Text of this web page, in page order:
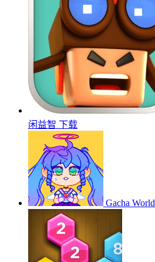
闲益智 下载
Gacha World